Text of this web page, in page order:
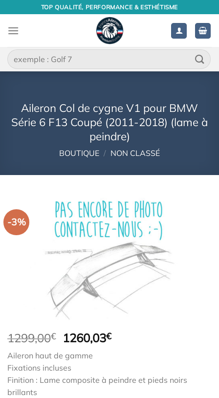
contenu
TOP QUALITÉ, PERFORMANCE & ESTHÉTISME
Recherche
pour :
Aileron Col de cygne V1 pour BMW
Série 6 F13 Coupé (2011-2018) (lame à
peindre)
BOUTIQUE / NON CLASSÉ
-3%
1299,00€
Le
initial
était :
1299,00€.
1260,03€Le
1260,03€.
Aileron haut de gamme
Fixations incluses
Finition : Lame composite à peindre et pieds noirs
brillants